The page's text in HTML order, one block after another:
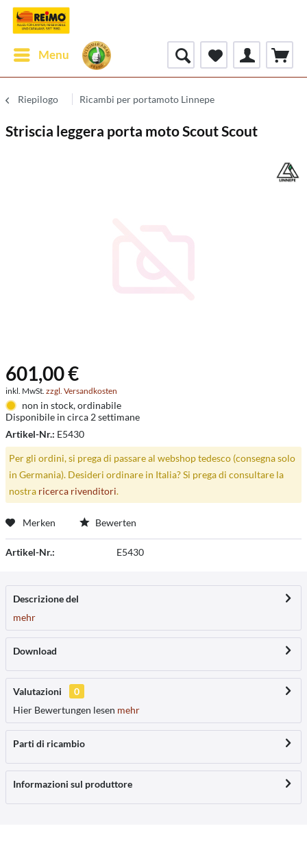
Menu
Riepilogo Ricambi per portamoto Linnepe
Striscia leggera porta moto Scout Scout
601,00 €
inkl. MwSt. zzgl. Versandkosten
non in stock, ordinabile
Disponibile in circa 2 settimane
Artikel-Nr.: E5430
Per gli ordini, si prega di passare al webshop tedesco (consegna solo
in Germania). Desideri ordinare in Italia? Si prega di consultare la
nostra ricerca rivenditori.
Merken Bewerten
Artikel-Nr.: E5430
Descrizione del
mehr
Download
Valutazioni
0
Hier Bewertungen lesen mehr
Parti di ricambio
Informazioni sul produttore